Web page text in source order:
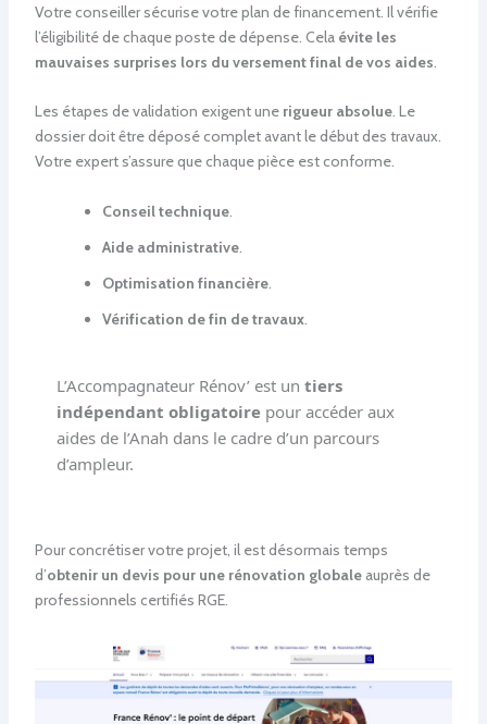
Votre conseiller sécurise votre plan de financement. Il vérifie
l’éligibilité de chaque poste de dépense. Cela évite les
mauvaises surprises lors du versement final de vos aides.
Les étapes de validation exigent une rigueur absolue. Le
dossier doit être déposé complet avant le début des travaux.
Votre expert s’assure que chaque pièce est conforme.
Conseil technique.
Aide administrative.
Optimisation financière.
Vérification de fin de travaux.
L’Accompagnateur Rénov’ est un tiers
indépendant obligatoire pour accéder aux
aides de l’Anah dans le cadre d’un parcours
d’ampleur.
Pour concrétiser votre projet, il est désormais temps
d’obtenir un devis pour une rénovation globaleauprès de
professionnels certifiés RGE.